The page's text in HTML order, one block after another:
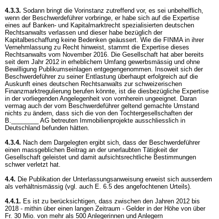
4.3.3. Sodann bringt die Vorinstanz zutreffend vor, es sei unbehelflich,
wenn der Beschwerdeführer vorbringe, er habe sich auf die Expertise
eines auf Banken- und Kapitalmarktrecht spezialisierten deutschen
Rechtsanwalts verlassen und dieser habe bezüglich der
Kapitalbeschaffung keine Bedenken geäussert. Wie die FINMA in ihrer
Vernehmlassung zu Recht hinweist, stammt die Expertise dieses
Rechtsanwalts vom November 2016. Die Gesellschaft hat aber bereits
seit dem Jahr 2012 in erheblichem Umfang gewerbsmässig und ohne
Bewilligung Publikumseinlagen entgegengenommen. Insoweit sich der
Beschwerdeführer zu seiner Entlastung überhaupt erfolgreich auf die
Auskunft eines deutschen Rechtsanwalts zur schweizerischen
Finanzmarktregulierung berufen könnte, ist die diesbezügliche Expertise
in der vorliegenden Angelegenheit von vornherein ungeeignet. Daran
vermag auch der vom Beschwerdeführer geltend gemachte Umstand
nichts zu ändern, dass sich die von den Tochtergesellschaften der
B.________ AG betreuten Immobilienprojekte ausschliesslich in
Deutschland befunden hätten.
4.3.4. Nach dem Dargelegten ergibt sich, dass der Beschwerdeführer
einen massgeblichen Beitrag an der unerlaubten Tätigkeit der
Gesellschaft geleistet und damit aufsichtsrechtliche Bestimmungen
schwer verletzt hat.
4.4. Die Publikation der Unterlassungsanweisung erweist sich ausserdem
als verhältnismässig (vgl. auch E. 6.5 des angefochtenen Urteils).
4.4.1. Es ist zu berücksichtigen, dass zwischen den Jahren 2012 bis
2018 - mithin über einen langen Zeitraum - Gelder in der Höhe von über
Fr. 30 Mio. von mehr als 500 Anlegerinnen und Anlegern